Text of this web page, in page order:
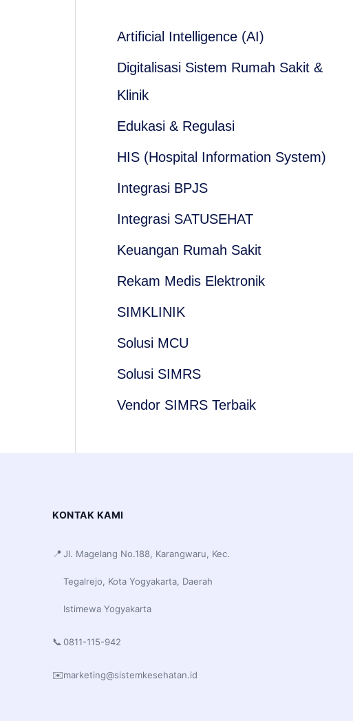
Artificial Intelligence (AI)
Digitalisasi Sistem Rumah Sakit &
Klinik
Edukasi & Regulasi
HIS (Hospital Information System)
Integrasi BPJS
Integrasi SATUSEHAT
Keuangan Rumah Sakit
Rekam Medis Elektronik
SIMKLINIK
Solusi MCU
Solusi SIMRS
Vendor SIMRS Terbaik
KONTAK KAMI
📍Jl. Magelang No.188, Karangwaru, Kec.
Tegalrejo, Kota Yogyakarta, Daerah
Istimewa Yogyakarta
📞0811-115-942
✉️marketing@sistemkesehatan.id